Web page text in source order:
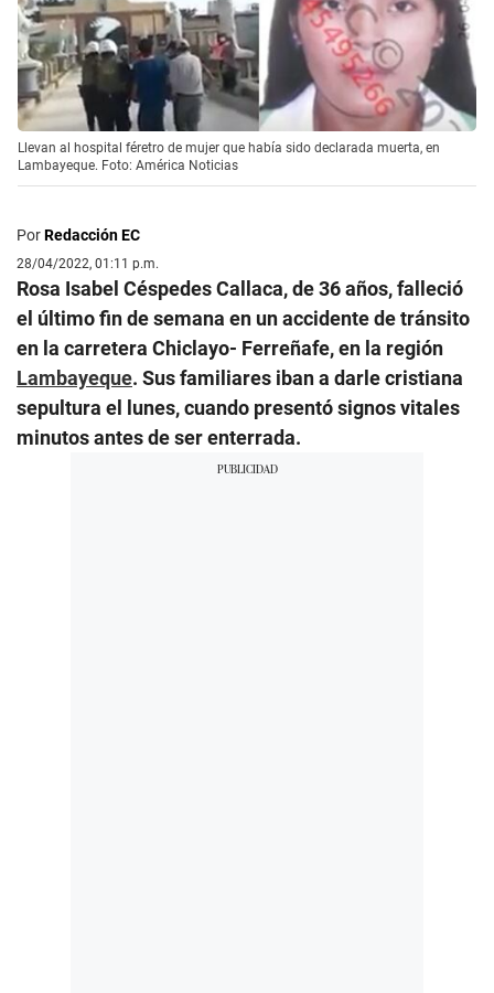
Llevan al hospital féretro de mujer que había sido declarada muerta, en
Lambayeque. Foto: América Noticias
PorRedacción EC
28/04/2022, 01:11 p.m.
Rosa Isabel Céspedes Callaca, de 36 años, falleció
el último fin de semana en un accidente de tránsito
en la carretera Chiclayo- Ferreñafe, en la región
Lambayeque. Sus familiares iban a darle cristiana
sepultura el lunes, cuando presentó signos vitales
minutos antes de ser enterrada.